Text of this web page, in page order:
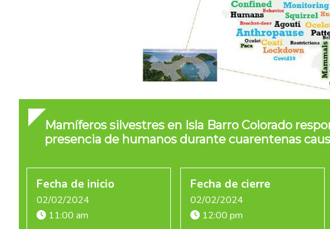
Mamíferos silvestres en Isla Barro Colorado
presencia de humanos durante cuarentenas
Fecha de inicio
02/02/2024
11:00 am
Fecha de cierre
02/02/2024
12:00 pm